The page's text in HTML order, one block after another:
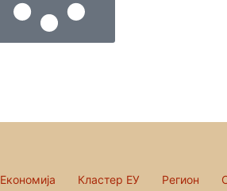
Економија Кластер ЕУ Регион